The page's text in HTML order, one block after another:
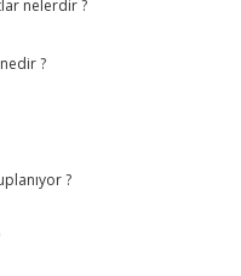
nelerdir ?
?
?